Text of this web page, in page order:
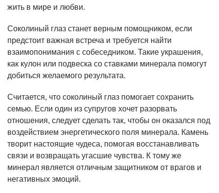
жить в мире и любви.
Соколиный глаз станет верным помощником, если
предстоит важная встреча и требуется найти
взаимопонимания с собеседником. Такие украшения,
как кулон или подвеска со ставками минерала помогут
добиться желаемого результата.
Считается, что соколиный глаз помогает сохранить
семью. Если один из супругов хочет разорвать
отношения, следует сделать так, чтобы он оказался под
воздействием энергетического поля минерала. Камень
творит настоящие чудеса, помогая восстанавливать
связи и возвращать угасшие чувства. К тому же
минерал является отличным защитником от врагов и
негативных эмоций.